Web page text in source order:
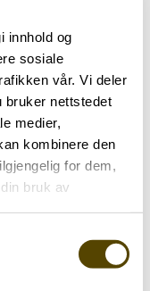
innhold og
sosiale
vår. Vi deler
bruker nettstedet
medier,
kombinere den
for dem,
bruk av
(DBS